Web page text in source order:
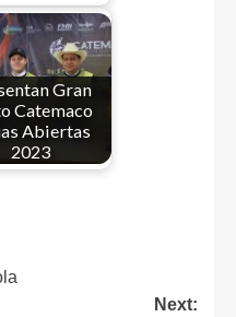
Gran
Catemaco
Abiertas
2023
Next: